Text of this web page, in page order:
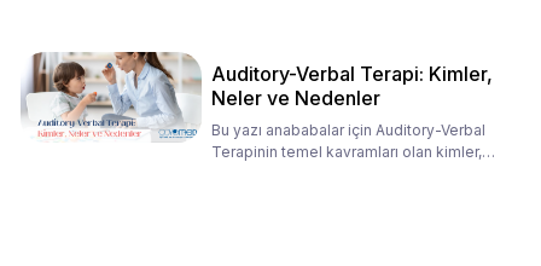
Auditory-Verbal Terapi: Kimler,
Neler ve Nedenler
Bu yazı anababalar için Auditory-Verbal
Terapinin temel kavramları olan kimler,